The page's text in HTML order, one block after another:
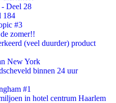
Deel 28
184
#3
zomer!!
(veel duurder) product
New York
binnen 24 uur
#1
in hotel centrum Haarlem